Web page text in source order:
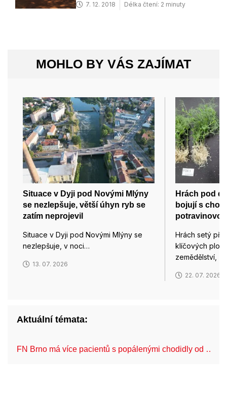
7. 12. 2018 Délka čtení: 2 minuty
MOHLO BY VÁS ZAJÍMAT
Situace v Dyji pod Novými Mlýny
se nezlepšuje, větší úhyn ryb se
zatím neprojevil
Situace v Dyji pod Novými Mlýny se
nezlepšuje, v noci…
13. 07. 2026
Hrách pod
bojují s
Hrách setý
klíčových
zemědělství,
22. 07. 2026
Aktuální témata:
FN Brno má více pacientů s popálenými chodidly od …